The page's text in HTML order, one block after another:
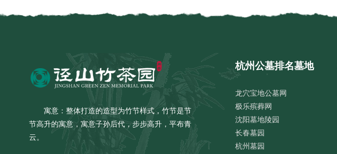
寓意：整体打造的造型为竹节样式，竹节是节
节高升的寓意，寓意子孙后代，步步高升，平布青
云。
杭州公墓排名墓地
龙穴宝地公墓网
极乐殡葬网
沈阳墓地陵园
长春墓园
杭州墓园